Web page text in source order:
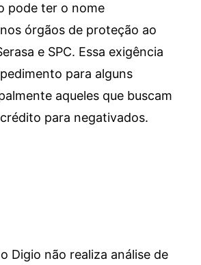
pode ter o nome
órgãos de proteção ao
e SPC. Essa exigência
para alguns
aqueles que buscam
para negativados.
Digio não realiza análise de